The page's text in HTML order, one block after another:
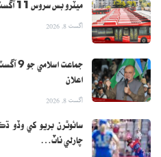
ميٽرو بس سروس 11 آگسٽ کان بند ڪرڻ جو اعلان
اگست 8, 2026
اعلان
اگست 8, 2026
سائوٿرن بريو کي وڏو
چارلي ناٽ…